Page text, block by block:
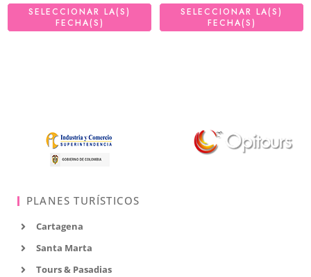
SELECCIONAR LA(S)
FECHA(S)
SELECCIONAR LA(S)
FECHA(S)
PLANES TURÍSTICOS
Cartagena
Santa Marta
Tours & Pasadias